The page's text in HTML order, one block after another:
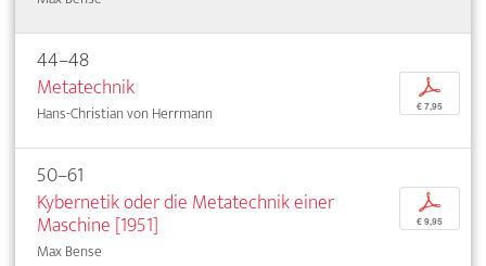
44–48
Metatechnik
Hans-Christian von Herrmann
p
€ 7,95
50–61
Kybernetik oder die Metatechnik einer
Maschine [1951]
Max Bense
p
€ 9,95